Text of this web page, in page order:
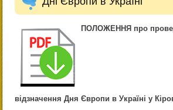
ПОЛОЖЕННЯ про
відзначення Дня Європи в Україні у